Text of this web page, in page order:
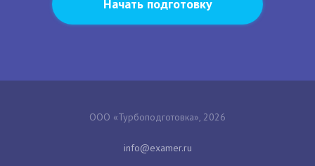
Начать подготовку
ООО «Турбоподготовка», 2026